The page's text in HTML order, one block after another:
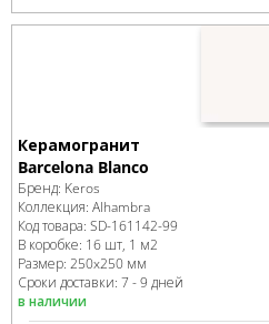
Керамогранит
Barcelona Blanco
Бренд: Keros
Коллекция: Alhambra
Код товара: SD-161142-99
В коробке: 16 шт, 1 м2
Размер: 250x250 мм
Сроки доставки: 7 - 9 дней
в наличии